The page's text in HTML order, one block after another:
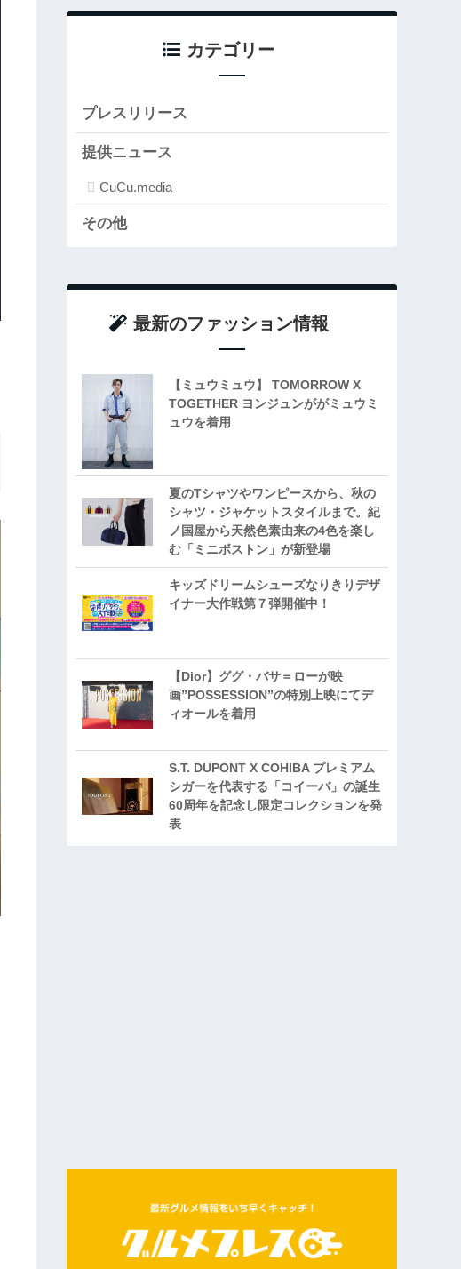
カテゴリー
プレスリリース
提供ニュース
CuCu.media
その他
最新のファッション情報
【ミュウミュウ】 TOMORROW X
TOGETHER ヨンジュンががミュウミ
ュウを着用
夏のTシャツやワンピースから、秋の
シャツ・ジャケットスタイルまで。紀
ノ国屋から天然色素由来の4色を楽し
む「ミニボストン」が新登場
キッズドリームシューズなりきりデザ
イナー大作戦第７弾開催中！
【Dior】ググ・バサ＝ローが映
画”POSSESSION”の特別上映にてデ
ィオールを着用
S.T. DUPONT X COHIBA プレミアム
シガーを代表する「コイーバ」の誕生
60周年を記念し限定コレクションを発
表